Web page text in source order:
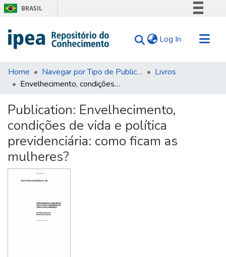
BRASIL
Comunica BR
Acesso à informação
Log In (current)
Communities & Collections
Search for
Statistics
About Us
Home Navegar por Tipo de Publicação
Livros
Envelhecimento, condições de vida e política previdenciária: como ficam as mulheres?
Publication: Envelhecimento,
condições de vida e política
previdenciária: como ficam as
mulheres?